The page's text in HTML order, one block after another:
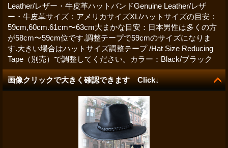
Leather/レザー・牛皮革ハットバンドGenuine Leather/レザ
ー・牛皮革サイズ：アメリカサイズXL/ハットサイズの目安：
59cm,60cm.61cm〜63cm大まかな目安：日本男性は多くの方
が58cm〜59cm位です.調整テープで59cmのサイズになりま
す.大きい場合はハットサイズ調整テープ /Hat Size Reducing
Tape（別売）で調整してください。カラー：Black/ブラック
画像クリックで大きく確認できます Click↓